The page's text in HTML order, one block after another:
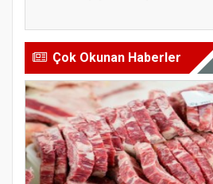
Çok Okunan Haberler